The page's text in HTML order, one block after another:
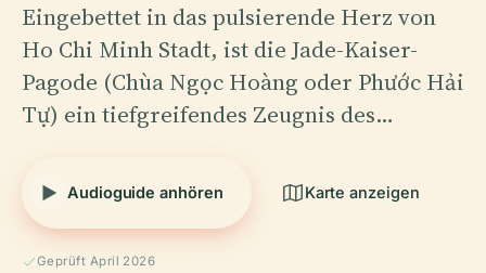
Eingebettet in das pulsierende Herz von
Ho Chi Minh Stadt, ist die Jade-Kaiser-
Pagode (Chùa Ngọc Hoàng oder Phước Hải
Tự) ein tiefgreifendes Zeugnis des…
Audioguide anhören Karte anzeigen
Geprüft April 2026